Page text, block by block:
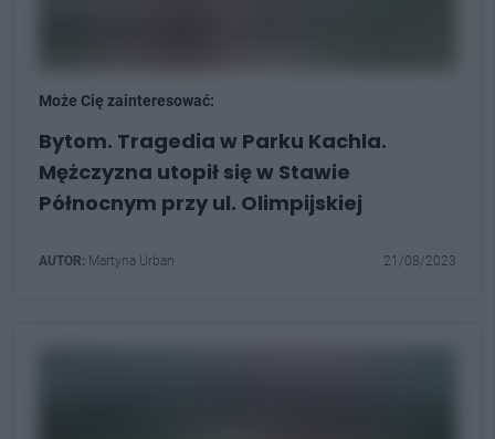
Może Cię zainteresować:
Bytom. Tragedia w Parku Kachla.
Mężczyzna utopił się w Stawie
Północnym przy ul. Olimpijskiej
AUTOR: Martyna Urban 21/08/2023